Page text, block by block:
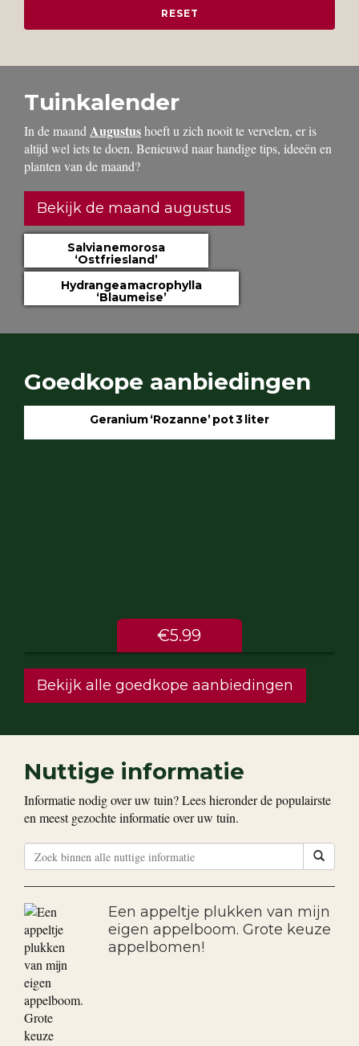
Tuinkalender
In de maand Augustushoeft u zich nooit te vervelen, er is
altijd wel iets te doen. Benieuwd naar handige tips, ideeën en
planten van de maand?
Bekijk de maand augustus
Salvia nemorosa
‘Ostfriesland’
Hydrangea macrophylla
‘Blaumeise’
Goedkope aanbiedingen
Geranium ‘Rozanne’ pot 3 liter
€5.99
Bekijk alle goedkope aanbiedingen
Nuttige informatie
Informatie nodig over uw tuin? Lees hieronder de populairste
en meest gezochte informatie over uw tuin.
Een appeltje plukken van mijn
eigen appelboom. Grote keuze
appelbomen!